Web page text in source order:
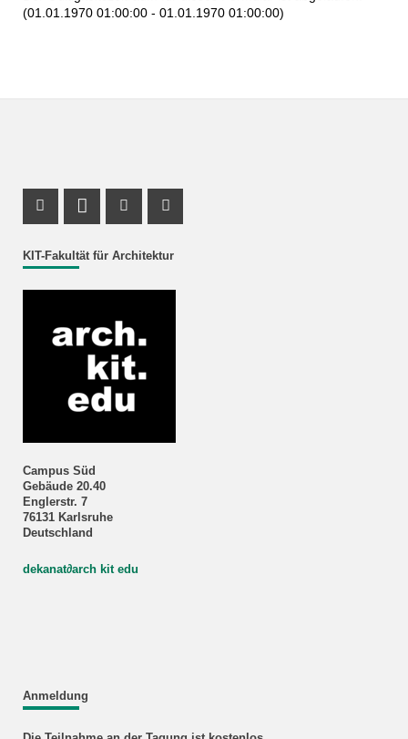
(01.01.1970 01:00:00 - 01.01.1970 01:00:00)
KIT-Fakultät für Architektur
Campus Süd
Gebäude 20.40
Englerstr. 7
76131 Karlsruhe
Deutschland
dekanat∂arch kit edu
Anmeldung
Instagram Profil
LinkedIn Profil
Youtube Profil
Facebook Profil